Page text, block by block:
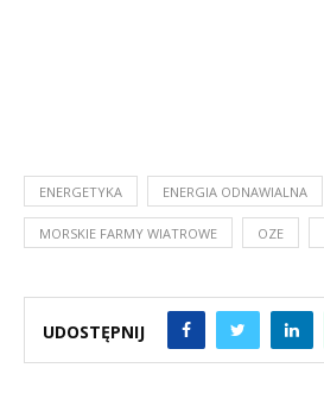
ENERGETYKA ENERGIA ODNAWIALNA
MORSKIE FARMY WIATROWE OZE
UDOSTĘPNIJ